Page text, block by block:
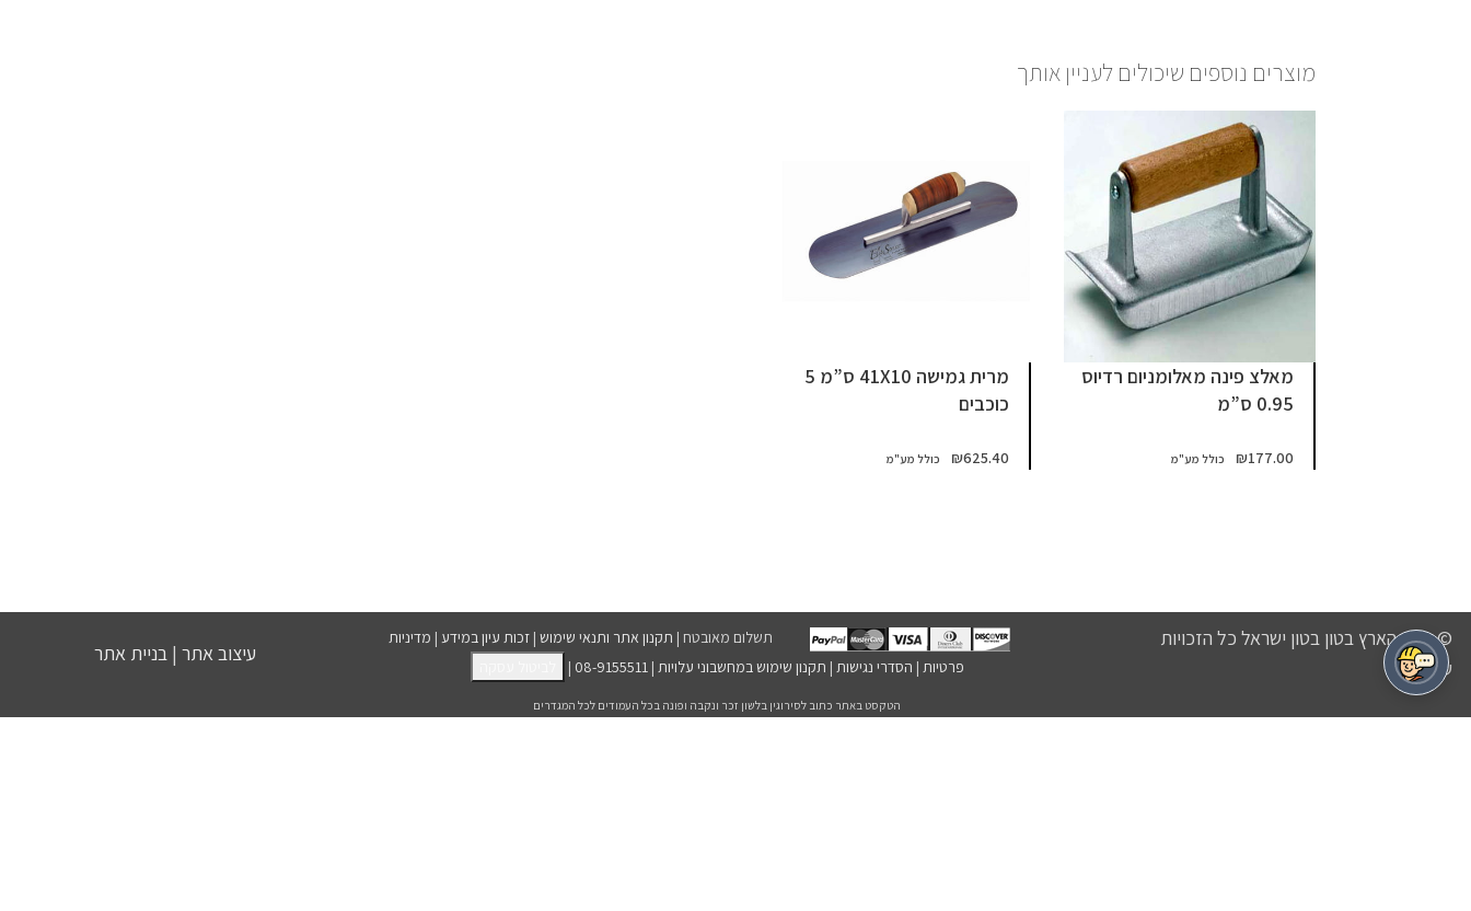
מוצרים נוספים שיכולים לעניין אותך
מאלצ פינה מאלומניום רדיוס
0.95 ס”מ
₪177.00
מרית גמישה 41X10 ס”מ 5
כוכבים
₪625.40
© נכסי הארץ בטון בטון ישראל כל הזכויות
שמורות
תשלום מאובטח | תקנון אתר ותנאי שימוש |זכות עיון במידע | מדיניות
פרטיות | הסדרי נגישות | תקנון שימוש במחשבוני עלויות |
08-9155511
|
עיצוב אתר |בניית אתר
הטקסט באתר כתוב לסירוגין בלשון זכר ונקבה ופונה בכל העמודים לכל המגדרים